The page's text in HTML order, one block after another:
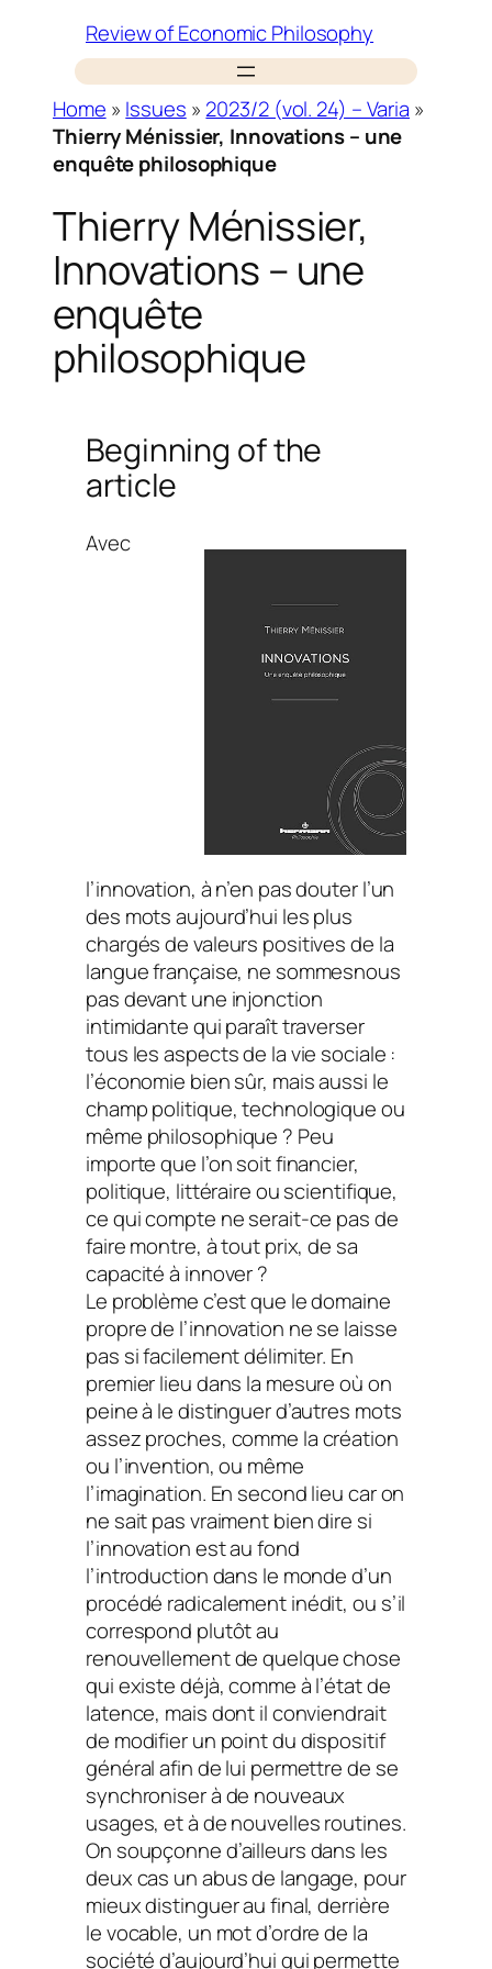
content
Review of Economic Philosophy
Home » Issues » 2023/2 (vol. 24) – Varia »
Thierry Ménissier, Innovations – une
enquête philosophique
Thierry Ménissier,
Innovations – une
enquête
philosophique
Beginning of the
article
Avec
l’innovation, à n’en pas douter l’un
des mots aujourd’hui les plus
chargés de valeurs positives de la
langue française, ne sommesnous
pas devant une injonction
intimidante qui paraît traverser
tous les aspects de la vie sociale :
l’économie bien sûr, mais aussi le
champ politique, technologique ou
même philosophique ? Peu
importe que l’on soit financier,
politique, littéraire ou scientifique,
ce qui compte ne serait-ce pas de
faire montre, à tout prix, de sa
capacité à innover ?
Le problème c’est que le domaine
propre de l’innovation ne se laisse
pas si facilement délimiter. En
premier lieu dans la mesure où on
peine à le distinguer d’autres mots
assez proches, comme la création
ou l’invention, ou même
l’imagination. En second lieu car on
ne sait pas vraiment bien dire si
l’innovation est au fond
l’introduction dans le monde d’un
procédé radicalement inédit, ou s’il
correspond plutôt au
renouvellement de quelque chose
qui existe déjà, comme à l’état de
latence, mais dont il conviendrait
de modifier un point du dispositif
général afin de lui permettre de se
synchroniser à de nouveaux
usages, et à de nouvelles routines.
On soupçonne d’ailleurs dans les
deux cas un abus de langage, pour
mieux distinguer au final, derrière
le vocable, un mot d’ordre de la
société d’aujourd’hui qui permette